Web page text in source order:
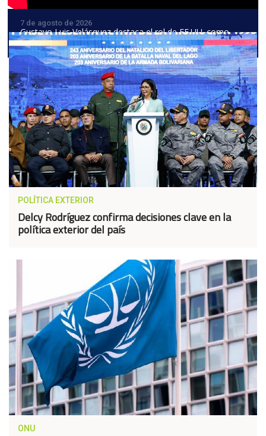
7 de agosto de 2026
Gustavo Luis Velásquez destaca el rol de EE.UU. como
garante en el nuevo diálogo
POLÍTICA EXTERIOR
Delcy Rodríguez confirma decisiones clave en la
política exterior del país
ONU